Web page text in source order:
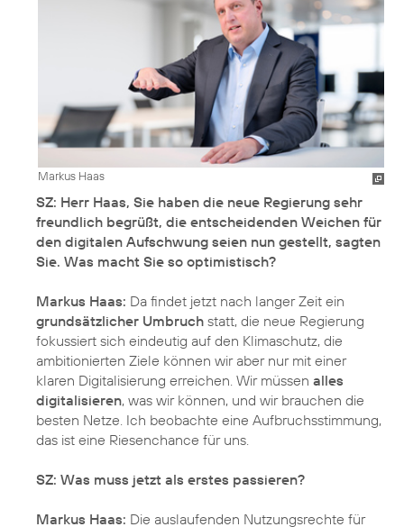
Markus Haas
SZ: Herr Haas, Sie haben die neue Regierung sehr
freundlich begrüßt, die entscheidenden Weichen für
den digitalen Aufschwung seien nun gestellt, sagten
Sie. Was macht Sie so optimistisch?
Markus Haas: Da findet jetzt nach langer Zeit ein
grundsätzlicher Umbruch statt, die neue Regierung
fokussiert sich eindeutig auf den Klimaschutz, die
ambitionierten Ziele können wir aber nur mit einer
klaren Digitalisierung erreichen. Wir müssen alles
digitalisieren, was wir können, und wir brauchen die
besten Netze. Ich beobachte eine Aufbruchsstimmung,
das ist eine Riesenchance für uns.
SZ: Was muss jetzt als erstes passieren?
Markus Haas: Die auslaufenden Nutzungsrechte für